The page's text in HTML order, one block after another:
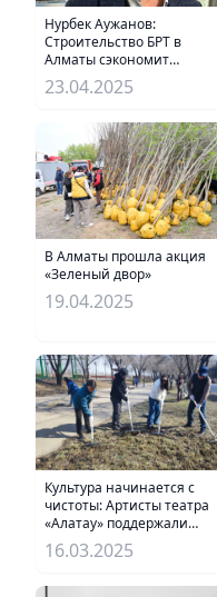
Нурбек Аужанов:
Строительство БРТ в
Алматы сэкономит
миллиарды и разгрузит
дороги
23.04.2025
В Алматы прошла акция
«Зеленый двор»
19.04.2025
Культура начинается с
чистоты: Артисты театра
«Алатау» поддержали
экоакцию
16.03.2025